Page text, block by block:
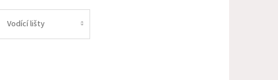
Vodící lišty